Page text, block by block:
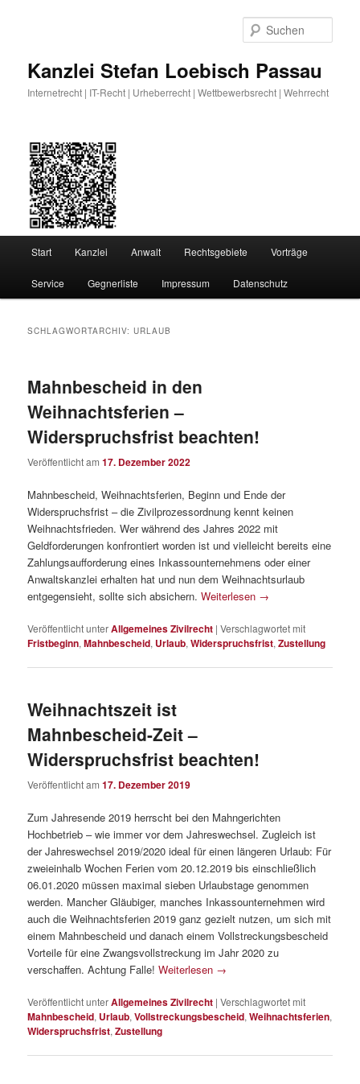
Kanzlei Stefan Loebisch Passau
Internetrecht | IT-Recht | Urheberrecht | Wettbewerbsrecht | Wehrrecht
Start Kanzlei Anwalt Rechtsgebiete Vorträge
Service Gegnerliste Impressum Datenschutz
SCHLAGWORTARCHIV:URLAUB
Mahnbescheid in den
Weihnachtsferien –
Widerspruchsfrist beachten!
Veröffentlicht am17. Dezember 2022
Mahnbescheid, Weihnachtsferien, Beginn und Ende der
Widerspruchsfrist – die Zivilprozessordnung kennt keinen
Weihnachtsfrieden. Wer während des Jahres 2022 mit
Geldforderungen konfrontiert worden ist und vielleicht bereits eine
Zahlungsaufforderung eines Inkassounternehmens oder einer
Anwaltskanzlei erhalten hat und nun dem Weihnachtsurlaub
entgegensieht, sollte sich absichern.Weiterlesen →
Veröffentlicht unterAllgemeines Zivilrecht |Verschlagwortet mit
Fristbeginn,Mahnbescheid, Urlaub,Widerspruchsfrist,Zustellung
Weihnachtszeit ist
Mahnbescheid-Zeit –
Widerspruchsfrist beachten!
Veröffentlicht am17. Dezember 2019
Zum Jahresende 2019 herrscht bei den Mahngerichten
Hochbetrieb – wie immer vor dem Jahreswechsel. Zugleich ist
der Jahreswechsel 2019/2020 ideal für einen längeren Urlaub: Für
zweieinhalb Wochen Ferien vom 20.12.2019 bis einschließlich
06.01.2020 müssen maximal sieben Urlaubstage genommen
werden. Mancher Gläubiger, manches Inkassounternehmen wird
auch die Weihnachtsferien 2019 ganz gezielt nutzen, um sich mit
einem Mahnbescheid und danach einem Vollstreckungsbescheid
Vorteile für eine Zwangsvollstreckung im Jahr 2020 zu
verschaffen. Achtung Falle!Weiterlesen →
Veröffentlicht unterAllgemeines Zivilrecht |Verschlagwortet mit
Mahnbescheid, Urlaub,Vollstreckungsbescheid,Weihnachtsferien,
Widerspruchsfrist,Zustellung